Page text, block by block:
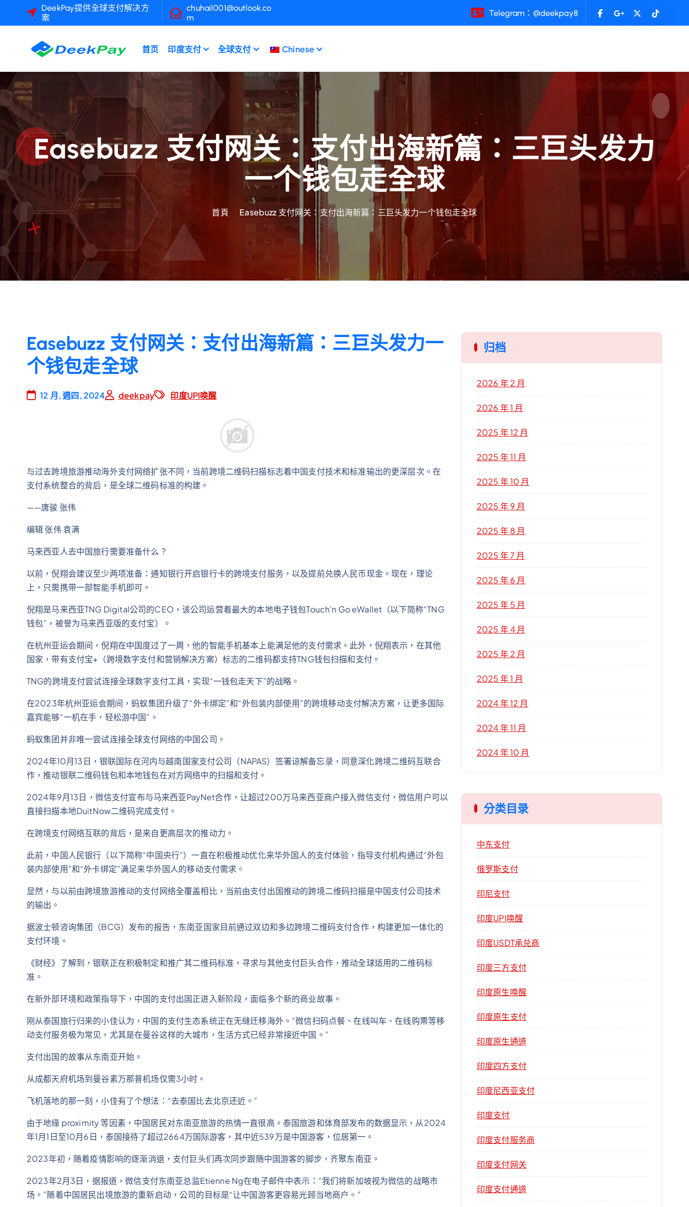
DeekPay提供全球支付解决方
案
chuhai1001@outlook.co
m
Telegram：@deekpay8
首页 印度支付 全球支付 Chinese
Easebuzz 支付网关：支付出海新篇：三巨头发力
一个钱包走全球
首頁 Easebuzz 支付网关：支付出海新篇：三巨头发力一个钱包走全球
Easebuzz 支付网关：支付出海新篇：三巨头发力一
个钱包走全球
12 月, 週四, 2024 deekpay 印度UPI唤醒
与过去跨境旅游推动海外支付网络扩张不同，当前跨境二维码扫描标志着中国支付技术和标准输出的更深层次。在
支付系统整合的背后，是全球二维码标准的构建。
——唐骏 张伟
编辑 张伟 袁满
马来西亚人去中国旅行需要准备什么？
以前，倪翔会建议至少两项准备：通知银行开启银行卡的跨境支付服务，以及提前兑换人民币现金。现在，理论
上，只需携带一部智能手机即可。
倪翔是马来西亚TNG Digital公司的CEO，该公司运营着最大的本地电子钱包Touch’n Go eWallet（以下简称“TNG
钱包”，被誉为马来西亚版的支付宝）。
在杭州亚运会期间，倪翔在中国度过了一周，他的智能手机基本上能满足他的支付需求。此外，倪翔表示，在其他
国家，带有支付宝+（跨境数字支付和营销解决方案）标志的二维码都支持TNG钱包扫描和支付。
TNG的跨境支付尝试连接全球数字支付工具，实现“一钱包走天下”的战略。
在2023年杭州亚运会期间，蚂蚁集团升级了“外卡绑定”和“外包装内部使用”的跨境移动支付解决方案，让更多国际
嘉宾能够“一机在手，轻松游中国”。
蚂蚁集团并非唯一尝试连接全球支付网络的中国公司。
2024年10月13日，银联国际在河内与越南国家支付公司（NAPAS）签署谅解备忘录，同意深化跨境二维码互联合
作，推动银联二维码钱包和本地钱包在对方网络中的扫描和支付。
2024年9月13日，微信支付宣布与马来西亚PayNet合作，让超过200万马来西亚商户接入微信支付，微信用户可以
直接扫描本地DuitNow二维码完成支付。
在跨境支付网络互联的背后，是来自更高层次的推动力。
此前，中国人民银行（以下简称“中国央行”）一直在积极推动优化来华外国人的支付体验，指导支付机构通过“外包
装内部使用”和“外卡绑定”满足来华外国人的移动支付需求。
显然，与以前由跨境旅游推动的支付网络全覆盖相比，当前由支付出国推动的跨境二维码扫描是中国支付公司技术
的输出。
据波士顿咨询集团（BCG）发布的报告，东南亚国家目前通过双边和多边跨境二维码支付合作，构建更加一体化的
支付环境。
《财经》了解到，银联正在积极制定和推广其二维码标准，寻求与其他支付巨头合作，推动全球适用的二维码标
准。
在新外部环境和政策指导下，中国的支付出国正进入新阶段，面临多个新的商业故事。
刚从泰国旅行归来的小佳认为，中国的支付生态系统正在无缝迁移海外。“微信扫码点餐、在线叫车、在线购票等移
动支付服务极为常见，尤其是在曼谷这样的大城市，生活方式已经非常接近中国。”
支付出国的故事从东南亚开始。
从成都天府机场到曼谷素万那普机场仅需3小时。
飞机落地的那一刻，小佳有了个想法：“去泰国比去北京还近。”
由于地缘 proximity 等因素，中国居民对东南亚旅游的热情一直很高。泰国旅游和体育部发布的数据显示，从2024
年1月1日至10月6日，泰国接待了超过2664万国际游客，其中近539万是中国游客，位居第一。
2023年初，随着疫情影响的逐渐消退，支付巨头们再次同步跟随中国游客的脚步，齐聚东南亚。
2023年2月3日，据报道，微信支付东南亚总监Etienne Ng在电子邮件中表示：“我们将新加坡视为微信的战略市
场。”随着中国居民出境旅游的重新启动，公司的目标是“让中国游客更容易光顾当地商户。”
归档
2026 年 2 月
2026 年 1 月
2025 年 12 月
2025 年 11 月
2025 年 10 月
2025 年 9 月
2025 年 8 月
2025 年 7 月
2025 年 6 月
2025 年 5 月
2025 年 4 月
2025 年 2 月
2025 年 1 月
2024 年 12 月
2024 年 11 月
2024 年 10 月
分类目录
中东支付
俄罗斯支付
印尼支付
印度UPI唤醒
印度USDT承兑商
印度三方支付
印度原生唤醒
印度原生支付
印度原生通道
印度四方支付
印度尼西亚支付
印度支付
印度支付服务商
印度支付网关
印度支付通道